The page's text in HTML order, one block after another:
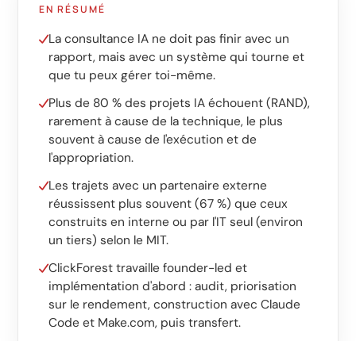
AI content marketing
Chatbot
Logiciel sur mesure
Formation
Création de site web
Audits
Site web
SEO
GEO
EN RÉSUMÉ
La consultance IA ne doit pas finir avec un
rapport, mais avec un système qui tourne et
que tu peux gérer toi-même.
Plus de 80 % des projets IA échouent (RAND),
rarement à cause de la technique, le plus
souvent à cause de l'exécution et de
l'appropriation.
Les trajets avec un partenaire externe
réussissent plus souvent (67 %) que ceux
construits en interne ou par l'IT seul (environ
un tiers) selon le MIT.
ClickForest travaille founder-led et
implémentation d'abord : audit, priorisation
sur le rendement, construction avec Claude
Code et Make.com, puis transfert.